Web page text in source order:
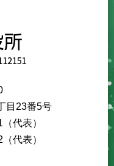
目23番5号
代表）
代表）